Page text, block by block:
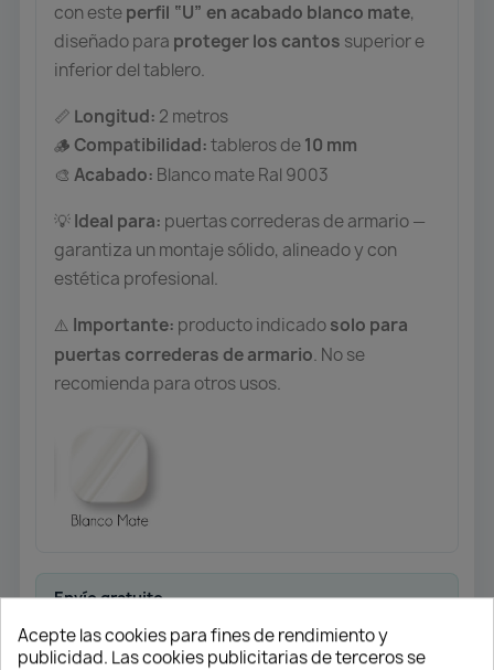
con esteperfil “U” en acabado blanco mate,
diseñado para proteger los cantos superior e
inferior del tablero.
📏 Longitud: 2 metros
🪵 Compatibilidad:tableros de10 mm
🎨 Acabado: Blanco mate Ral 9003
💡 Ideal para: puertas correderas de armario —
garantiza un montaje sólido, alineado y con
estética profesional.
⚠️ Importante: producto indicadosolo para
puertas correderas de armario. No se
recomienda para otros usos.
Envío gratuito
Acepte las cookies para fines de rendimiento y
publicidad. Las cookies publicitarias de terceros se